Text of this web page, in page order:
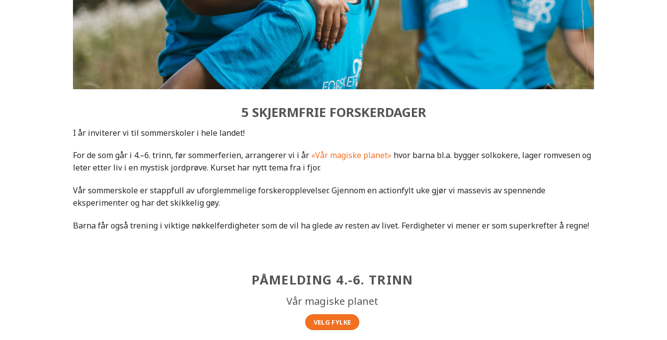
5 SKJERMFRIE FORSKERDAGER
I år inviterer vi til sommerskoler i hele landet!
For de som går i 4.–6. trinn, før sommerferien, arrangerer vi i år «Vår magiske planet» hvor barna bl.a. bygger solkokere, lager romvesen og
leter etter liv i en mystisk jordprøve. Kurset har nytt tema fra i fjor.
Vår sommerskole er stappfull av uforglemmelige forskeropplevelser. Gjennom en actionfylt uke gjør vi massevis av spennende
eksperimenter og har det skikkelig gøy.
Barna får også trening i viktige nøkkelferdigheter som de vil ha glede av resten av livet. Ferdigheter vi mener er som superkrefter å regne!
PÅMELDING 4.-6. TRINN
Vår magiske planet
VELG FYLKE